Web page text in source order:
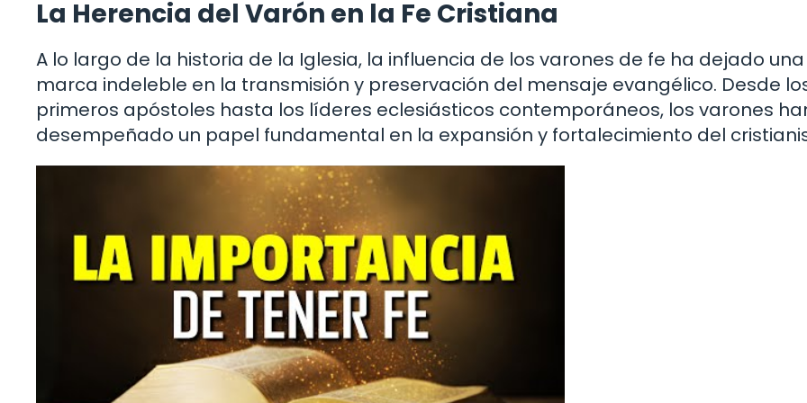
La Herencia del Varón en la Fe Cristiana
A lo largo de la historia de la Iglesia, la influencia de los varones de fe ha dejado una
marca indeleble en la transmisión y preservación del mensaje evangélico. Desde
primeros apóstoles hasta los líderes eclesiásticos contemporáneos, los varones
desempeñado un papel fundamental en la expansión y fortalecimiento del